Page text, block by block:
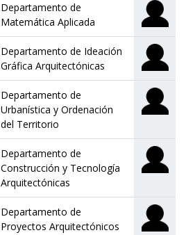
Departamento de
Matemática Aplicada
Departamento de Ideación
Gráfica Arquitectónicas
Departamento de
Urbanística y Ordenación
del Territorio
Departamento de
Construcción y Tecnología
Arquitectónicas
Departamento de
Proyectos Arquitectónicos